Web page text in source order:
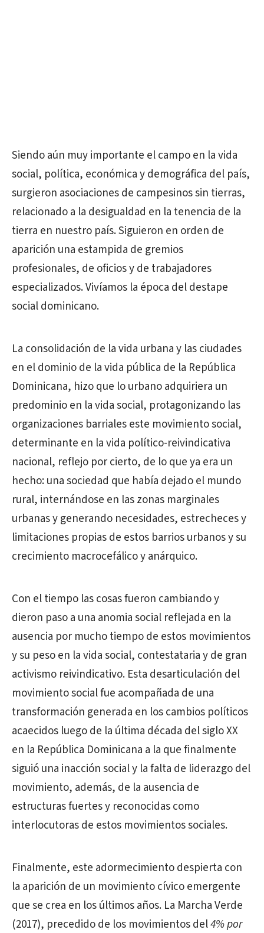
Siendo aún muy importante el campo en la vida
social, política, económica y demográfica del país,
surgieron asociaciones de campesinos sin tierras,
relacionado a la desigualdad en la tenencia de la
tierra en nuestro país. Siguieron en orden de
aparición una estampida de gremios
profesionales, de oficios y de trabajadores
especializados. Vivíamos la época del destape
social dominicano.
La consolidación de la vida urbana y las ciudades
en el dominio de la vida pública de la República
Dominicana, hizo que lo urbano adquiriera un
predominio en la vida social, protagonizando las
organizaciones barriales este movimiento social,
determinante en la vida político-reivindicativa
nacional, reflejo por cierto, de lo que ya era un
hecho: una sociedad que había dejado el mundo
rural, internándose en las zonas marginales
urbanas y generando necesidades, estrecheces y
limitaciones propias de estos barrios urbanos y su
crecimiento macrocefálico y anárquico.
Con el tiempo las cosas fueron cambiando y
dieron paso a una anomia social reflejada en la
ausencia por mucho tiempo de estos movimientos
y su peso en la vida social, contestataria y de gran
activismo reivindicativo. Esta desarticulación del
movimiento social fue acompañada de una
transformación generada en los cambios políticos
acaecidos luego de la última década del siglo XX
en la República Dominicana a la que finalmente
siguió una inacción social y la falta de liderazgo del
movimiento, además, de la ausencia de
estructuras fuertes y reconocidas como
interlocutoras de estos movimientos sociales.
Finalmente, este adormecimiento despierta con
la aparición de un movimiento cívico emergente
que se crea en los últimos años. La Marcha Verde
(2017), precedido de los movimientos del4% por